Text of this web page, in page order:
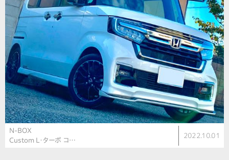
N-BOX
Custom L・ターボ コ…
2022.10.01